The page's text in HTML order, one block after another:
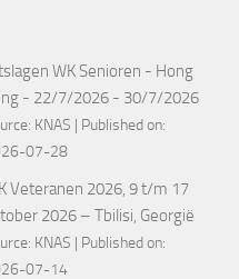
WK Senioren - Hong
- 22/7/2026 - 30/7/2026
KNAS
Published on:
07-28
Veteranen 2026, 9 t/m 17
2026 – Tbilisi, Georgië
KNAS
Published on:
07-14